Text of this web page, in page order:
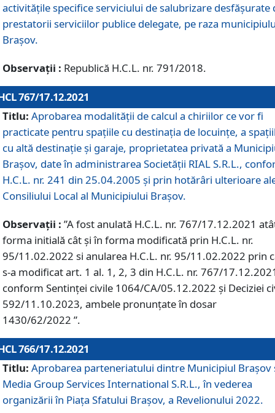
activităţile specifice serviciului de salubrizare desfăşurate
prestatorii serviciilor publice delegate, pe raza
Braşov.
Observații : Republică H.C.L. nr. 791/2018.
767/17.12.2021
Titlu: Aprobarea modalității de calcul a chiriilor ce vor fi
practicate pentru spaţiile cu destinaţia de locuinţe, a
cu altă destinaţie şi garaje, proprietatea privată a
Braşov, date în administrarea Societăţii RIAL S.R.L.,
H.C.L. nr. 241 din 25.04.2005 și prin hotărâri ulterioare
Consiliului Local al Municipiului Braşov.
Observații : ”A fost anulată H.C.L. nr. 767/17.12.2021
forma initială cât și în forma modificată prin H.C.L. nr.
95/11.02.2022 si anularea H.C.L. nr. 95/11.02.2022 prin
s-a modificat art. 1 al. 1, 2, 3 din H.C.L. nr. 767/
conform Sentinței civile 1064/CA/05.12.2022 și Deciziei
592/11.10.2023, ambele pronunțate în dosar
1430/62/2022 ”.
766/17.12.2021
Titlu: Aprobarea parteneriatului dintre Municipiul Brașov
Media Group Services International S.R.L., în vederea
organizării în Piața Sfatului Brașov, a Revelionului 2022.